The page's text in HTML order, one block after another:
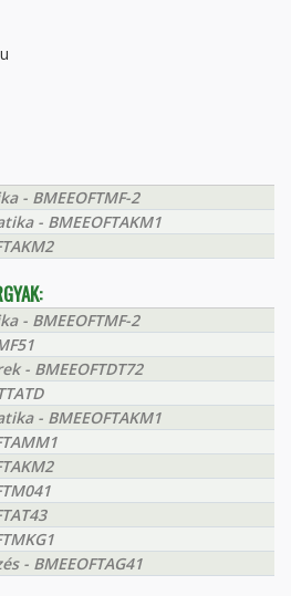
- BMEEOFTMF-2
- BMEEOFTAKM1
- BMEEOFTMF-2
- BMEEOFTDT72
- BMEEOFTAKM1
- BMEEOFTAG41